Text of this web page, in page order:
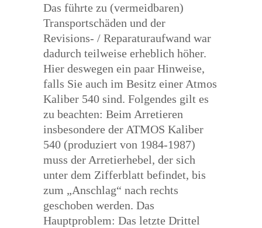
Das führte zu (vermeidbaren)
Transportschäden und der
Revisions- / Reparaturaufwand war
dadurch teilweise erheblich höher.
Hier deswegen ein paar Hinweise,
falls Sie auch im Besitz einer Atmos
Kaliber 540 sind. Folgendes gilt es
zu beachten: Beim Arretieren
insbesondere der ATMOS Kaliber
540 (produziert von 1984-1987)
muss der Arretierhebel, der sich
unter dem Zifferblatt befindet, bis
zum „Anschlag“ nach rechts
geschoben werden. Das
Hauptproblem: Das letzte Drittel